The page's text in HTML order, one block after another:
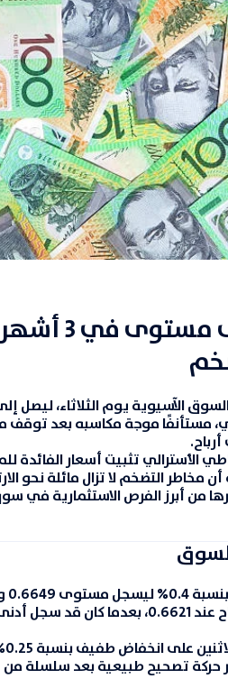
الدولار الأسترالي يقفز
السوق الآسيوية يوم الثلاثاء، ليصل
مستأنفًا موجة مكاسبه بعد
الأستراليتثبيت أسعار الفائدة
التضخم لا تزال مائلة نحو
من أبرز الفرص الاستثمارية في
0.4% ليسجل مستوى0.6649
عند0.6621، بعدما كان قد سجل
على انخفاض طفيف بنسبة0.25%
حركة تصحيح طبيعية بعد سلسلة من